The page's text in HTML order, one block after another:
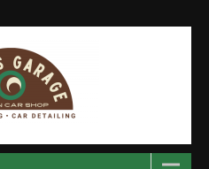
ージ
メンテナンス